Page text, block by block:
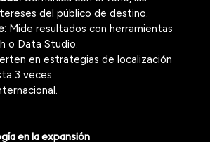
del público de destino.
Mide resultados con herramientas
o Data Studio.
en estrategias de localización
3 veces
en la expansión